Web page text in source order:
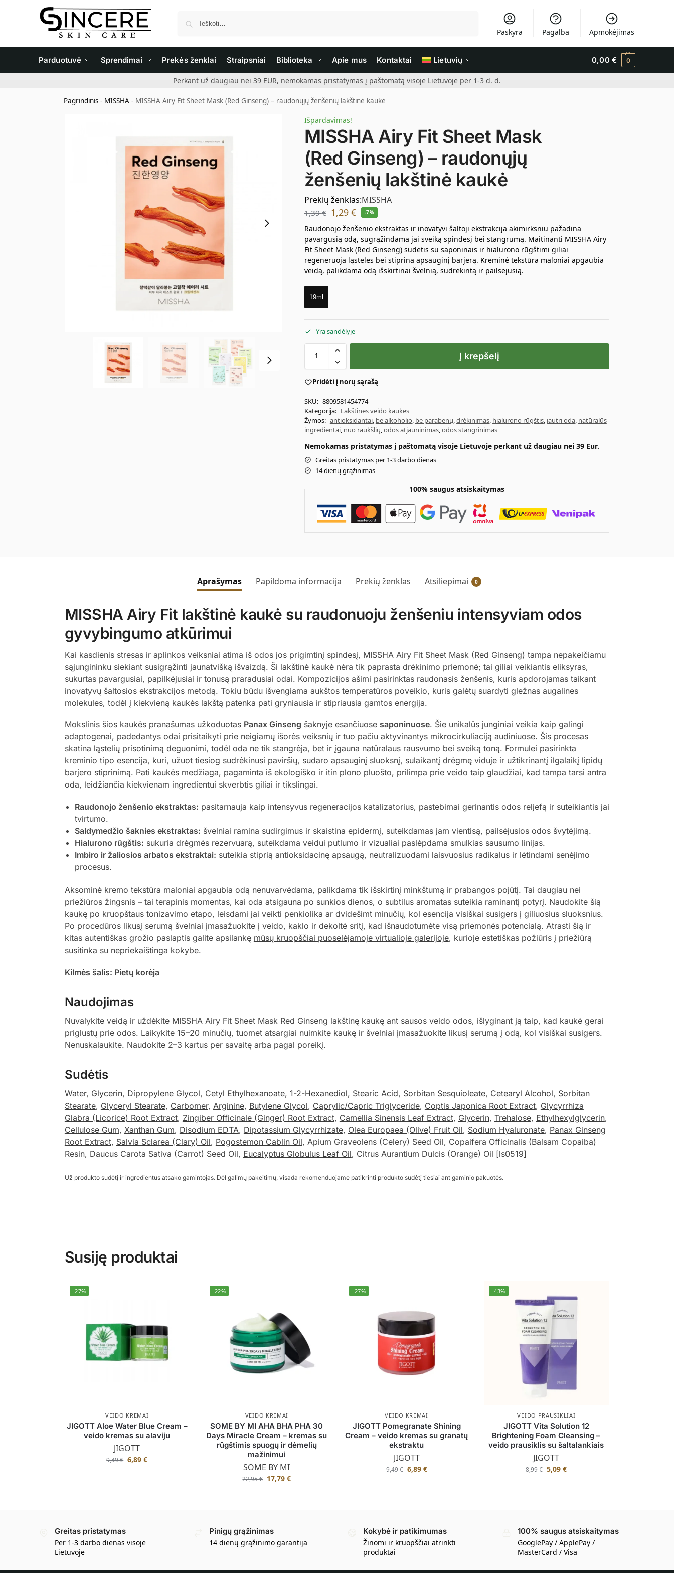
Paskyra Pagalba Apmokėjimas
Parduotuvė Sprendimai Prekės ženklai Straipsniai Biblioteka Apie mus Kontaktai Lietuvių 0,00 € 0
Perkant už daugiau nei 39 EUR, nemokamas pristatymas į paštomatą visoje Lietuvoje per 1-3 d. d.
Pagrindinis - MISSHA - MISSHA Airy Fit Sheet Mask (Red Ginseng) – raudonųjų ženšenių lakštinė kaukė
Išpardavimas!
MISSHA Airy Fit Sheet Mask
(Red Ginseng) – raudonųjų
ženšenių lakštinė kaukė
Prekių ženklas:MISSHA
1,39€ 1,29 € -7%
Raudonojo ženšenio ekstraktas ir inovatyvi šaltoji ekstrakcija akimirksniu pažadina
pavargusią odą, sugrąžindama jai sveiką spindesį bei stangrumą. Maitinanti MISSHA Airy
Fit Sheet Mask (Red Ginseng) sudėtis su saponinais ir hialurono rūgštimi giliai
regeneruoja ląsteles bei stiprina apsauginį barjerą. Kreminė tekstūra maloniai apgaubia
veidą, palikdama odą išskirtinai švelnią, sudrėkintą ir pailsėjusią.
19ml
Yra sandėlyje
Į krepšelį
Pridėti į norų sąrašą
SKU: 8809581454774
Kategorija: Lakštinės veido kaukės
Žymos: antioksidantai, be alkoholio, be parabenų,drėkinimas, hialurono rūgštis, jautri oda, natūralūs
ingredientai, nuo raukšlių,odos atjauninimas,odos stangrinimas
Nemokamas pristatymas į paštomatą visoje Lietuvoje perkant už daugiau nei 39 Eur.
Greitas pristatymas per 1-3 darbo dienas
14 dienų grąžinimas
100% saugus atsiskaitymas
Aprašymas Papildoma informacija Prekių ženklas Atsiliepimai 0
MISSHA Airy Fit lakštinė kaukė su raudonuoju ženšeniu intensyviam odos
gyvybingumo atkūrimui
Kai kasdienis stresas ir aplinkos veiksniai atima iš odos jos prigimtinį spindesį, MISSHA Airy Fit Sheet Mask (Red Ginseng) tampa nepakeičiamu
sąjungininku siekiant susigrąžinti jaunatvišką išvaizdą. Ši lakštinė kaukė nėra tik paprasta drėkinimo priemonė; tai giliai veikiantis eliksyras,
sukurtas pavargusiai, papilkėjusiai ir tonusą praradusiai odai. Kompozicijos ašimi pasirinktas raudonasis ženšenis, kuris apdorojamas taikant
inovatyvų šaltosios ekstrakcijos metodą. Tokiu būdu išvengiama aukštos temperatūros poveikio, kuris galėtų suardyti gležnas augalines
molekules, todėl į kiekvieną kaukės lakštą patenka pati gryniausia ir stipriausia gamtos energija.
Mokslinis šios kaukės pranašumas užkoduotas Panax Ginseng šaknyje esančiuose saponinuose. Šie unikalūs junginiai veikia kaip galingi
adaptogenai, padedantys odai prisitaikyti prie neigiamų išorės veiksnių ir tuo pačiu aktyvinantys mikrocirkuliaciją audiniuose. Šis procesas
skatina ląstelių prisotinimą deguonimi, todėl oda ne tik stangrėja, bet ir įgauna natūralaus rausvumo bei sveiką toną. Formulei pasirinkta
kreminio tipo esencija, kuri, užuot tiesiog sudrėkinusi paviršių, sudaro apsauginį sluoksnį, sulaikantį drėgmę viduje ir užtikrinantį ilgalaikį lipidų
barjero stiprinimą. Pati kaukės medžiaga, pagaminta iš ekologiško ir itin plono pluošto, prilimpa prie veido taip glaudžiai, kad tampa tarsi antra
oda, leidžiančia kiekvienam ingredientui skverbtis giliai ir tikslingai.
Raudonojo ženšenio ekstraktas: pasitarnauja kaip intensyvus regeneracijos katalizatorius, pastebimai gerinantis odos reljefą ir suteikiantis jai
tvirtumo.
Saldymedžio šaknies ekstraktas: švelniai ramina sudirgimus ir skaistina epidermį, suteikdamas jam vientisą, pailsėjusios odos švytėjimą.
Hialurono rūgštis: sukuria drėgmės rezervuarą, suteikdama veidui putlumo ir vizualiai paslėpdama smulkias sausumo linijas.
Imbiro ir žaliosios arbatos ekstraktai: suteikia stiprią antioksidacinę apsaugą, neutralizuodami laisvuosius radikalus ir lėtindami senėjimo
procesus.
Aksominė kremo tekstūra maloniai apgaubia odą nenuvarvėdama, palikdama tik išskirtinį minkštumą ir prabangos pojūtį. Tai daugiau nei
priežiūros žingsnis – tai terapinis momentas, kai oda atsigauna po sunkios dienos, o subtilus aromatas suteikia raminantį potyrį. Naudokite šią
kaukę po kruopštaus tonizavimo etapo, leisdami jai veikti penkiolika ar dvidešimt minučių, kol esencija visiškai susigers į giliuosius sluoksnius.
Po procedūros likusį serumą švelniai įmasažuokite į veido, kaklo ir dekoltė sritį, kad išnaudotumėte visą priemonės potencialą. Atrasti šią ir
kitas autentiškas grožio paslaptis galite apsilankę mūsų kruopščiai puoselėjamoje virtualioje galerijoje, kurioje estetiškas požiūris į priežiūrą
susitinka su nepriekaištinga kokybe.
Kilmės šalis: Pietų korėja
Naudojimas
Nuvalykite veidą ir uždėkite MISSHA Airy Fit Sheet Mask Red Ginseng lakštinę kaukę ant sausos veido odos, išlyginant ją taip, kad kaukė gerai
priglustų prie odos. Laikykite 15–20 minučių, tuomet atsargiai nuimkite kaukę ir švelniai įmasažuokite likusį serumą į odą, kol visiškai susigers.
Nenuskalaukite. Naudokite 2–3 kartus per savaitę arba pagal poreikį.
Sudėtis
Water, Glycerin, Dipropylene Glycol, Cetyl Ethylhexanoate, 1-2-Hexanediol, Stearic Acid, Sorbitan Sesquioleate, Cetearyl Alcohol, Sorbitan
Stearate, Glyceryl Stearate, Carbomer, Arginine, Butylene Glycol, Caprylic/Capric Triglyceride, Coptis Japonica Root Extract, Glycyrrhiza
Glabra (Licorice) Root Extract, Zingiber Officinale (Ginger) Root Extract, Camellia Sinensis Leaf Extract, Glycerin, Trehalose, Ethylhexylglycerin,
Cellulose Gum, Xanthan Gum, Disodium EDTA, Dipotassium Glycyrrhizate, Olea Europaea (Olive) Fruit Oil, Sodium Hyaluronate, Panax Ginseng
Root Extract, Salvia Sclarea (Clary) Oil, Pogostemon Cablin Oil, Apium Graveolens (Celery) Seed Oil, Copaifera Officinalis (Balsam Copaiba)
Resin, Daucus Carota Sativa (Carrot) Seed Oil, Eucalyptus Globulus Leaf Oil, Citrus Aurantium Dulcis (Orange) Oil [ls0519]
Už produkto sudėtį ir ingredientus atsako gamintojas. Dėl galimų pakeitimų, visada rekomenduojame patikrinti produkto sudėtį tiesiai ant gaminio pakuotės.
Susiję produktai
-27%
VEIDO KREMAI
JIGOTT Aloe Water Blue Cream –
veido kremas su alaviju
JIGOTT
9,49€ 6,89€
-22%
VEIDO KREMAI
SOME BY MI AHA BHA PHA 30
Days Miracle Cream – kremas su
rūgštimis spuogų ir dėmelių
mažinimui
SOME BY MI
22,95€ 17,79€
-27%
VEIDO KREMAI
JIGOTT Pomegranate Shining
Cream – veido kremas su granatų
ekstraktu
JIGOTT
9,49€ 6,89 €
-43%
VEIDO PRAUSIKLIAI
JIGOTT Vita Solution 12
Brightening Foam Cleansing –
veido prausiklis su šaltalankiais
JIGOTT
8,99€ 5,09€
Greitas pristatymas
Per 1-3 darbo dienas visoje
Lietuvoje
Pinigų grąžinimas
14 dienų grąžinimo garantija
Kokybė ir patikimumas
Žinomi ir kruopščiai atrinkti
produktai
100% saugus atsiskaitymas
GooglePay / ApplePay /
MasterCard / Visa